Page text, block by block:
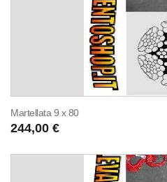
Martellata 9 x 80
244,00 €